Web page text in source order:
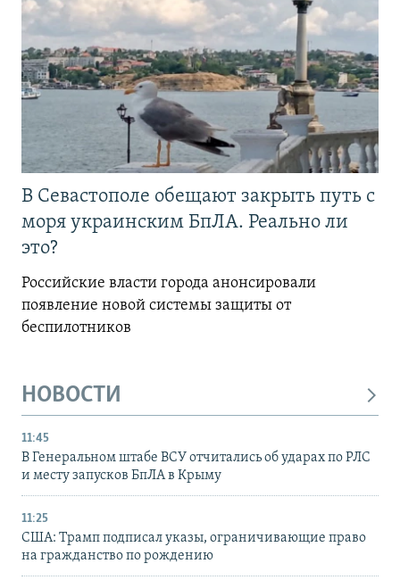
В Севастополе обещают закрыть путь с
моря украинским БпЛА. Реально ли
это?
Российские власти города анонсировали
появление новой системы защиты от
беспилотников
НОВОСТИ
11:45
В Генеральном штабе ВСУ отчитались об ударах по РЛС
и месту запусков БпЛА в Крыму
11:25
США: Трамп подписал указы, ограничивающие право
на гражданство по рождению